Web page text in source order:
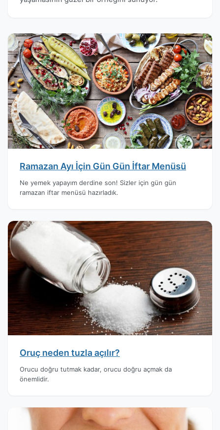
Ramazan Ayı İçin Gün Gün İftar Menüsü
Ne yemek yapayım derdine son! Sizler için gün gün
ramazan iftar menüsü hazırladık.
Oruç neden tuzla açılır?
Orucu doğru tutmak kadar, orucu doğru açmak da
önemlidir.